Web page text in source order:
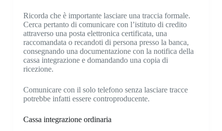
Ricorda che è importante lasciare una traccia formale.
Cerca pertanto di comunicare con l’istituto di credito
attraverso una posta elettronica certificata, una
raccomandata o recandoti di persona presso la banca,
consegnando una documentazione con la notifica della
cassa integrazione e domandando una copia di
ricezione.
Comunicare con il solo telefono senza lasciare tracce
potrebbe infatti essere controproducente.
Cassa integrazione ordinaria